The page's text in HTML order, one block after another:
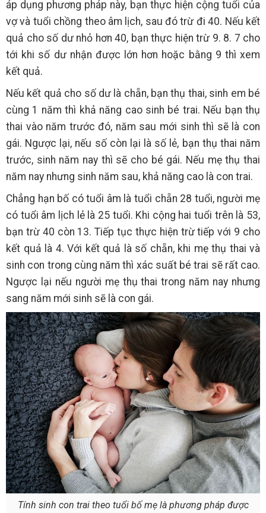
áp dụng phương pháp này, bạn thực hiện cộng tuổi của
vợ và tuổi chồng theo âm lịch, sau đó trừ đi 40. Nếu kết
quả cho số dư nhỏ hơn 40, bạn thực hiện trừ 9. 8. 7 cho
tới khi số dư nhận được lớn hơn hoặc bằng 9 thì xem
kết quả.
Nếu kết quả cho số dư là chẵn, bạn thụ thai, sinh em bé
cùng 1 năm thì khả năng cao sinh bé trai. Nếu bạn thụ
thai vào năm trước đó, năm sau mới sinh thì sẽ là con
gái. Ngược lại, nếu số còn lại là số lẻ, bạn thụ thai năm
trước, sinh năm nay thì sẽ cho bé gái. Nếu mẹ thụ thai
năm nay nhưng sinh năm sau, khả năng cao là con trai.
Chẳng hạn bố có tuổi âm là tuổi chẵn 28 tuổi, người mẹ
có tuổi âm lịch lẻ là 25 tuổi. Khi cộng hai tuổi trên là 53,
bạn trừ 40 còn 13. Tiếp tục thực hiện trừ tiếp với 9 cho
kết quả là 4. Với kết quả là số chẵn, khi mẹ thụ thai và
sinh con trong cùng năm thì xác suất bé trai sẽ rất cao.
Ngược lại nếu người mẹ thụ thai trong năm nay nhưng
sang năm mới sinh sẽ là con gái.
Tính sinh con trai theo tuổi bố mẹ là phương pháp được